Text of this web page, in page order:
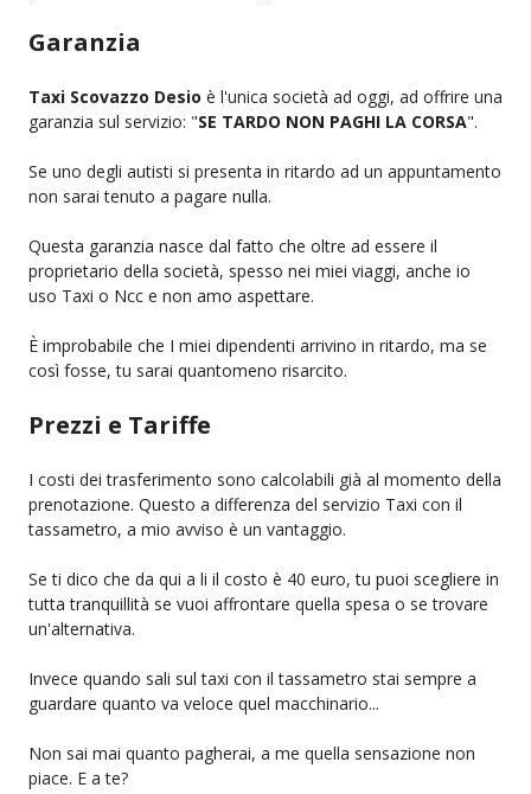
Garanzia
Taxi Scovazzo Desio è l'unica società ad oggi, ad offrire una
garanzia sul servizio: "SE TARDO NON PAGHI LA CORSA".
Se uno degli autisti si presenta in ritardo ad un appuntamento
non sarai tenuto a pagare nulla.
Questa garanzia nasce dal fatto che oltre ad essere il
proprietario della società, spesso nei miei viaggi, anche io
uso Taxi o Ncc e non amo aspettare.
È improbabile che I miei dipendenti arrivino in ritardo, ma se
così fosse, tu sarai quantomeno risarcito.
Prezzi e Tariffe
I costi dei trasferimento sono calcolabili già al momento della
prenotazione. Questo a differenza del servizio Taxi con il
tassametro, a mio avviso è un vantaggio.
Se ti dico che da qui a li il costo è 40 euro, tu puoi scegliere in
tutta tranquillità se vuoi affrontare quella spesa o se trovare
un'alternativa.
Invece quando sali sul taxi con il tassametro stai sempre a
guardare quanto va veloce quel macchinario...
Non sai mai quanto pagherai, a me quella sensazione non
piace. E a te?